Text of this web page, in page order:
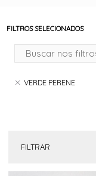
FILTROS SELECIONADOS
VERDE PERENE
FILTRAR